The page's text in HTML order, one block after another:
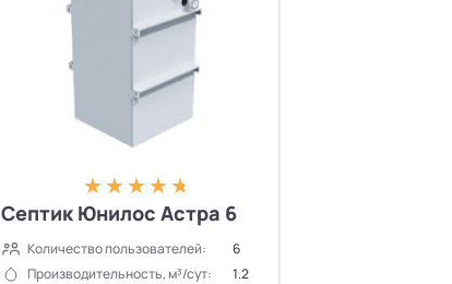
Септик Юнилос Астра 6
Количество пользователей:
6
Производительность, м³/сут:
1.2